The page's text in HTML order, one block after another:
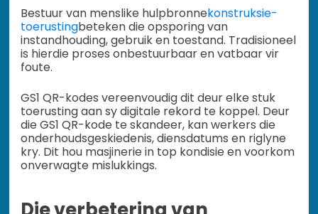
Bestuur van menslike hulpbronnekonstruksie-
toerustingbeteken die opsporing van
instandhouding, gebruik en toestand. Tradisioneel
is hierdie proses onbestuurbaar en vatbaar vir
foute.
GS1 QR-kodes vereenvoudig dit deur elke stuk
toerusting aan sy digitale rekord te koppel. Deur
die GS1 QR-kode te skandeer, kan werkers die
onderhoudsgeskiedenis, diensdatums en riglyne
kry. Dit hou masjinerie in top kondisie en voorkom
onverwagte mislukkings.